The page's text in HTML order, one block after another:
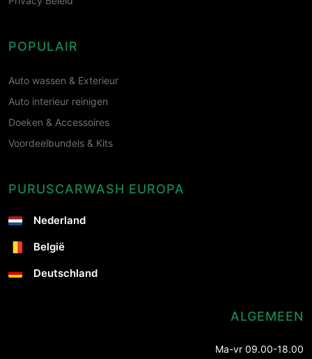
POPULAIR
Auto wassen & Exterieur
Auto interieur reinigen
Doeken & Accessoires
Voordeelbundels & Kits
PURUSCARWASH EUROPA
Nederland
België
Deutschland
ALGEMEEN
Ma-vr 09.00-18.00